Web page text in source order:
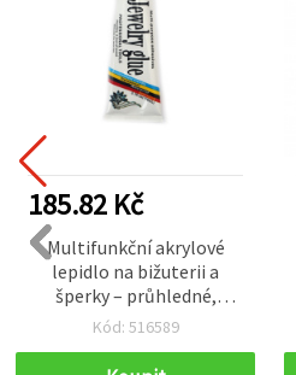
185.82 Kč
Multifunkční akrylové
lepidlo na bižuterii a
šperky – průhledné,
voděodolné, vysoce
zásadám i kyselinám, 110
Kód: 516589